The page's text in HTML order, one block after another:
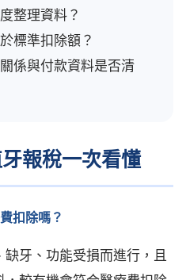
整理資料？
標準扣除額？
係與付款資料是否清
報稅一次看懂
扣除嗎？
牙、功能受損而進行，且